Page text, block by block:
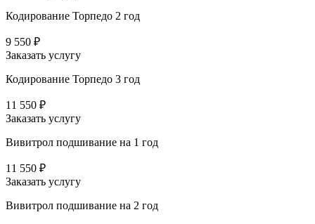
Кодирование Торпедо 2 год
9 550 ₽
Заказать услугу
Кодирование Торпедо 3 год
11 550 ₽
Заказать услугу
Вивитрол подшивание на 1 год
11 550 ₽
Заказать услугу
Вивитрол подшивание на 2 год